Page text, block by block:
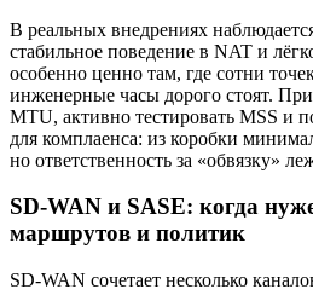
В реальных внедрениях
стабильное поведение в NAT и
особенно ценно там, где сотни
инженерные часы дорого стоят. При
MTU, активно тестировать MSS и
для комплаенса: из коробки
но ответственность за «обвязку»
SD-WAN и SASE: когда
маршрутов и политик
SD-WAN сочетает несколько